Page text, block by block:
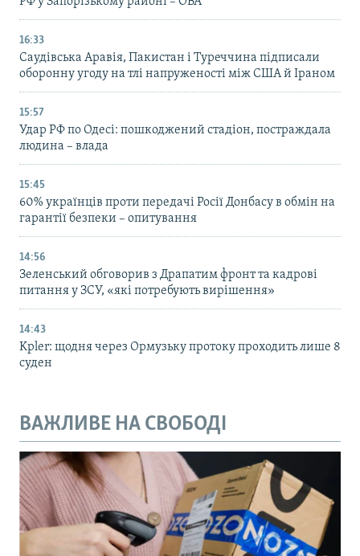
16:33
Саудівська Аравія, Пакистан і Туреччина підписали
оборонну угоду на тлі напруженості між США й Іраном
15:57
Удар РФ по Одесі: пошкоджений стадіон, постраждала
людина – влада
15:45
60% українців проти передачі Росії Донбасу в обмін на
гарантії безпеки – опитування
14:56
Зеленський обговорив з Драпатим фронт та кадрові
питання у ЗСУ, «які потребують вирішення»
14:43
Kpler: щодня через Ормузьку протоку проходить лише 8
суден
ВАЖЛИВЕ НА СВОБОДІ